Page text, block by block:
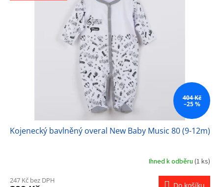
404 Kč
–25 %
Kojenecký bavlněný overal New Baby Music 80 (9-12m)
Ihned k odběru (1 ks)
247 Kč bez DPH